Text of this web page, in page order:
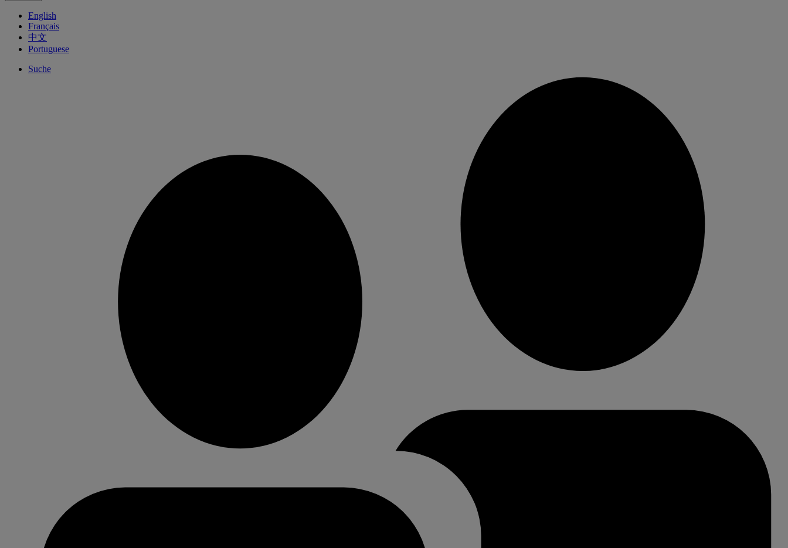
English
Français
中文
Portuguese
Suche